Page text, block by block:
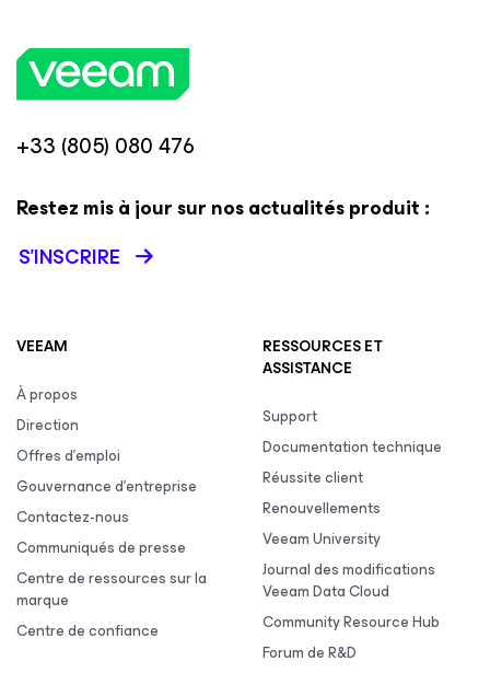
+33 (805) 080 476
Restez mis à jour sur nos actualités produit :
S’INSCRIRE
VEEAM
À propos
Direction
Offres d’emploi
Gouvernance d’entreprise
Contactez-nous
Communiqués de presse
Centre de ressources sur la
marque
Centre de confiance
RESSOURCES ET
ASSISTANCE
Support
Documentation technique
Réussite client
Renouvellements
Veeam University
Journal des modifications
Veeam Data Cloud
Community Resource Hub
Forum de R&D